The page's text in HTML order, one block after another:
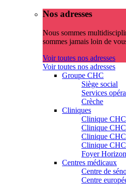
Nos adresses
Nous sommes
sommes jamais loin de
Voir toutes nos adresses
Voir toutes nos adresses
Groupe CHC
Siège social
Services
Crèche
Cliniques
Clinique
Clinique
Clinique
Clinique
Foyer
Centres médicaux
Centre de
Centre